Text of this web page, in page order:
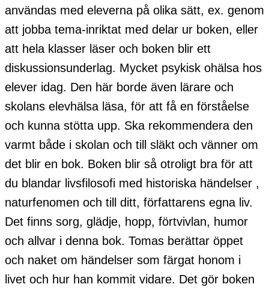
användas med eleverna på olika sätt, ex. genom
att jobba tema-inriktat med delar ur boken, eller
att hela klasser läser och boken blir ett
diskussionsunderlag. Mycket psykisk ohälsa hos
elever idag. Den här borde även lärare och
skolans elevhälsa läsa, för att få en förståelse
och kunna stötta upp. Ska rekommendera den
varmt både i skolan och till släkt och vänner om
det blir en bok. Boken blir så otroligt bra för att
du blandar livsfilosofi med historiska händelser ,
naturfenomen och till ditt, författarens egna liv.
Det finns sorg, glädje, hopp, förtvivlan, humor
och allvar i denna bok. Tomas berättar öppet
och naket om händelser som färgat honom i
livet och hur han kommit vidare. Det gör boken